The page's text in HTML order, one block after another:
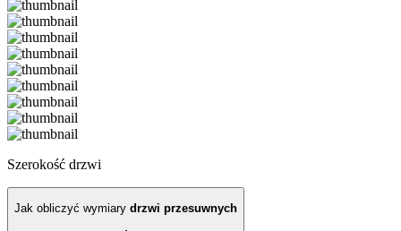
Szerokość drzwi
Jak obliczyć wymiary drzwi przesuwnych